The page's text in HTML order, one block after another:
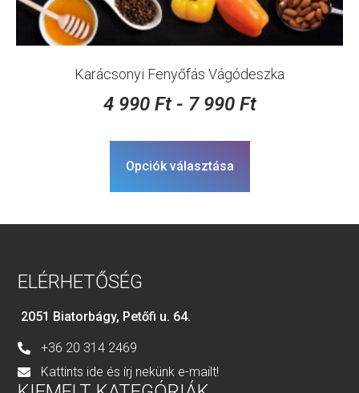
Karácsonyi Fenyőfás Vágódeszka
4 990 Ft- 7 990 Ft
Opciók választása
ELÉRHETŐSÉG
2051 Biatorbágy, Petőfi u. 64.
+36 20 314 2469
Kattints ide és írj nekünk e-mailt!